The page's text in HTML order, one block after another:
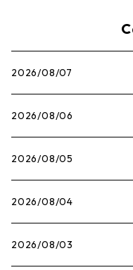
2026/08/07
2026/08/06
2026/08/05
2026/08/04
2026/08/03